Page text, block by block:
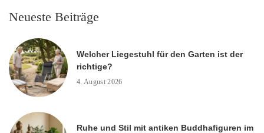
Neueste Beiträge
Welcher Liegestuhl für den Garten ist der
richtige?
4. August 2026
Ruhe und Stil mit antiken Buddhafiguren im